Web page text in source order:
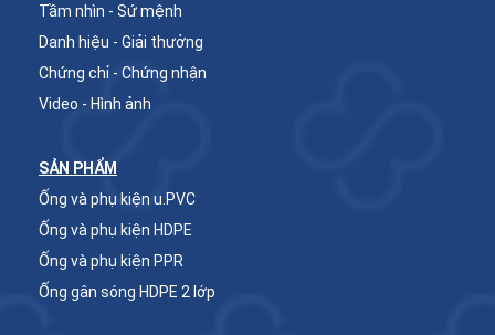
Tầm nhìn - Sứ mệnh
Danh hiệu - Giải thưởng
Chứng chỉ - Chứng nhận
Video - Hình ảnh
SẢN PHẨM
Ống và phụ kiện u.PVC
Ống và phụ kiện HDPE
Ống và phụ kiện PPR
Ống gân sóng HDPE 2 lớp